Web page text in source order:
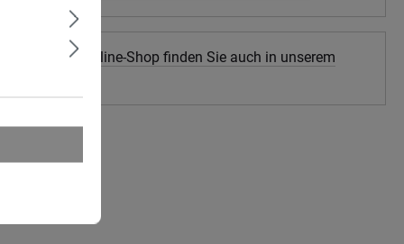
aus dem Online-Shop finden Sie auch in unserem